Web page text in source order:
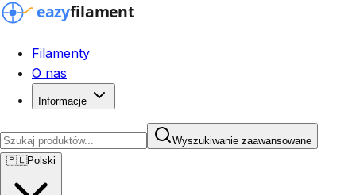
Filamenty
O nas
Informacje
Wyszukiwanie zaawansowane
🇵🇱Polski